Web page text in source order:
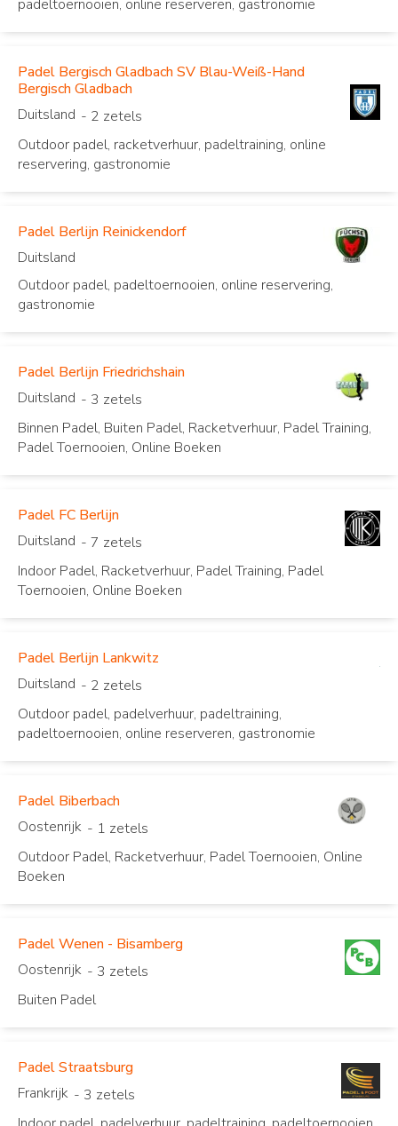
padeltoernooien, online reserveren, gastronomie
Padel Bergisch Gladbach SV Blau-Weiß-Hand
Bergisch Gladbach
Duitsland - 2 zetels
Outdoor padel, racketverhuur, padeltraining, online
reservering, gastronomie
Padel Berlijn Reinickendorf
Duitsland
Outdoor padel, padeltoernooien, online reservering,
gastronomie
Padel Berlijn Friedrichshain
Duitsland - 3 zetels
Binnen Padel, Buiten Padel, Racketverhuur, Padel Training,
Padel Toernooien, Online Boeken
Padel FC Berlijn
Duitsland - 7 zetels
Indoor Padel, Racketverhuur, Padel Training, Padel
Toernooien, Online Boeken
Padel Berlijn Lankwitz
Duitsland - 2 zetels
Outdoor padel, padelverhuur, padeltraining,
padeltoernooien, online reserveren, gastronomie
Padel Biberbach
Oostenrijk - 1 zetels
Outdoor Padel, Racketverhuur, Padel Toernooien, Online
Boeken
Padel Wenen - Bisamberg
Oostenrijk - 3 zetels
Buiten Padel
Padel Straatsburg
Frankrijk - 3 zetels